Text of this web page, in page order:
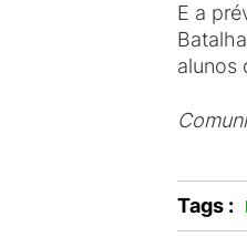
E a
alunos
Tags :